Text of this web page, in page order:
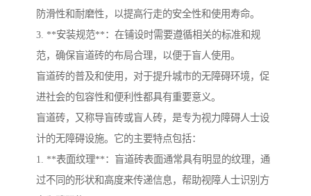
防滑性和耐磨性，以提高行走的安全性和使用寿命。
3. **安装规范**：在铺设时需要遵循相关的标准和规
范，确保盲道砖的布局合理，以便于盲人使用。
盲道砖的普及和使用，对于提升城市的无障碍环境，促
进社会的包容性和便利性都具有重要意义。
盲道砖，又称导盲砖或盲人砖，是专为视力障碍人士设
计的无障碍设施。它的主要特点包括：
1. **表面纹理**：盲道砖表面通常具有明显的纹理，通
过不同的形状和高度来传递信息，帮助视障人士识别方